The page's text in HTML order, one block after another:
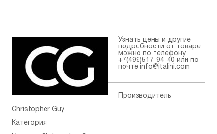
Узнать цены и другие
подробности от товаре
можно по телефону
+7(499)517-94-40 или по
почте
info@italini.com
Производитель
Christopher Guy
Категория